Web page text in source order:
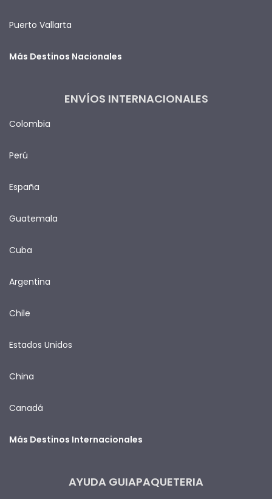
Puerto Vallarta
Más Destinos Nacionales
ENVÍOS INTERNACIONALES
Colombia
Perú
España
Guatemala
Cuba
Argentina
Chile
Estados Unidos
China
Canadá
Más Destinos Internacionales
AYUDA GUIAPAQUETERIA